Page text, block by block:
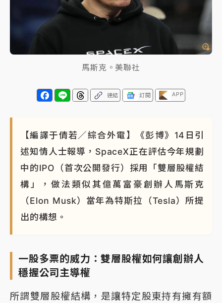
4800＋拖吊費
馬斯克。美聯社
連結 訂閱 APP
【編譯于倩若／綜合外電】《彭博》14日引
述知情人士報導，SpaceX正在評估今年規劃
中的IPO（首次公開發行）採用「雙層股權結
構」，做法類似其億萬富豪創辦人馬斯克
（Elon Musk）當年為特斯拉（Tesla）所提
出的構想。
一股多票的威力：雙層股權如何讓創辦人
穩握公司主導權
所謂雙層股權結構，是讓特定股東持有擁有額